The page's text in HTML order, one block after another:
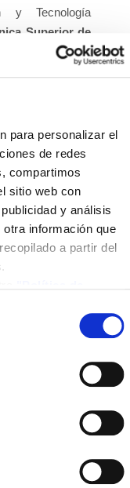
para personalizar el
de redes
compartimos
sitio web con
y análisis
información que
a partir del
y Tecnología
Superior de
Politécnica de
externa de la
concentración
la tecnología de
la mayor
de superficie
en los que el
objetivo el
concentración
en entorno